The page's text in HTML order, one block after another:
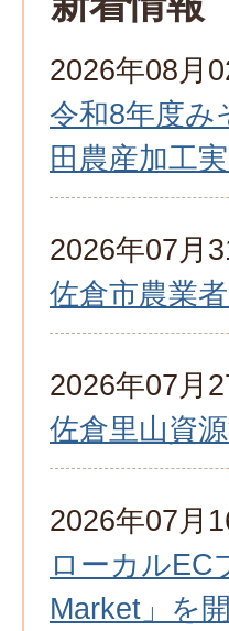
2026年08月
令和8年度み
田農産加工実
2026年07月
佐倉市農業
2026年07月
佐倉里山資
2026年07月
ローカルEC
Market」を